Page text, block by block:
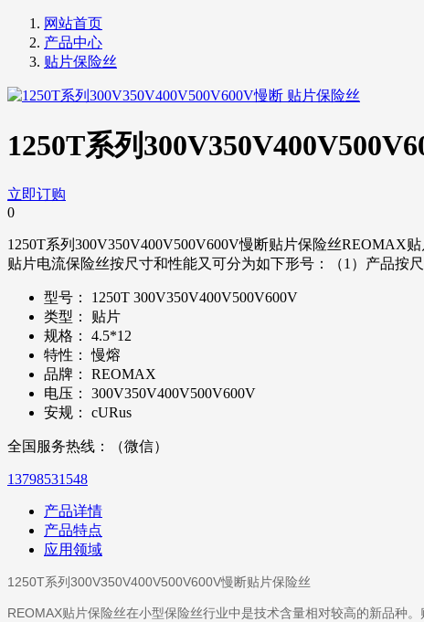
网站首页
产品中心
贴片保险丝
1250T系列
立即订购
0
1250T系列300V350V400V500V600V慢断贴片保险丝
贴片电流保险丝按尺寸和性能又可分为如下形号：（1）产品按尺
型号：
1250T 300V350V400V500V600V
类型：
贴片
规格：
4.5*12
特性： 慢熔
品牌：
REOMAX
电压：
300V350V400V500V600V
安规：
cURus
全国服务热线：（微信）
13798531548
产品详情
产品特点
应用领域
1250T系列300V350V400V500V600V慢断贴片保险丝
REOMAX贴片保险丝在小型保险丝行业中是技术含量相对较高的新品种